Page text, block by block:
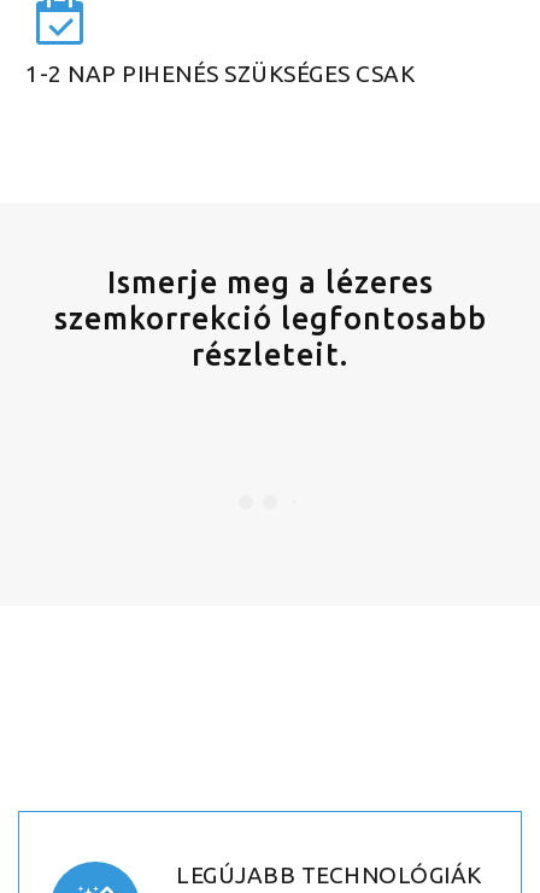
1-2 NAP PIHENÉS SZÜKSÉGES CSAK
Ismerje meg a lézeres
szemkorrekció legfontosabb
részleteit.
LEGÚJABB TECHNOLÓGIÁK